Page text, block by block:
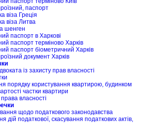
паспорт
віза Греція
віза Литва
шенген
паспорт в Харкові
паспорт терміново Харків
паспорт біометричний Харків
документ Харків
із захисту прав власності
порядку користування квартирою, будинком
частки квартири
власності
щодо податкового законодавства
дій податкової, скасування податкових актів,